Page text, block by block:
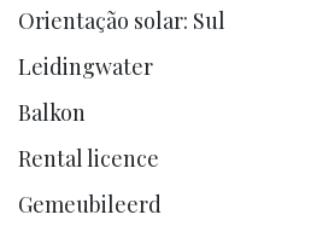
Orientação solar: Sul
Leidingwater
Balkon
Rental licence
Gemeubileerd